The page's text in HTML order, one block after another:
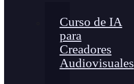
Curso de IA
para
Creadores
Audiovisuales